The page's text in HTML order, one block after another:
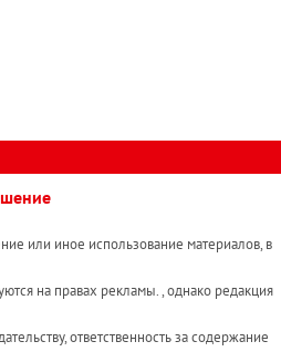
или иное использование материалов, в
на правах рекламы. , однако редакция
ответственность за содержание